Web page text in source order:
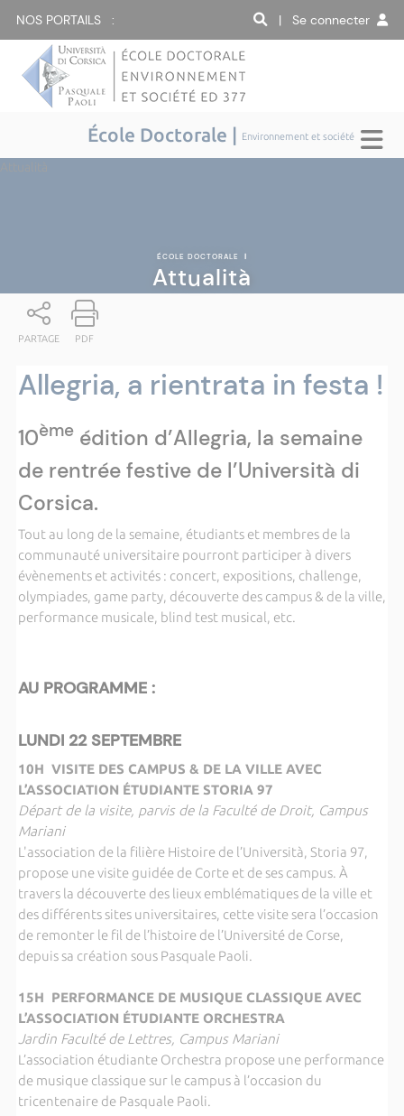
NOS PORTAILS : | Se connecter
École Doctorale | Environnement et société
ÉCOLE DOCTORALE |
Attualità
PARTAGE PDF
Allegria, a rientrata in festa !
10èmeédition d’Allegria, la semaine
de rentrée festive de l’Università di
Corsica.
Tout au long de la semaine, étudiants et membres de la
communauté universitaire pourront participer à divers
évènements et activités : concert, expositions, challenge,
olympiades, game party, découverte des campus & de la ville,
performance musicale, blind test musical, etc.
AU PROGRAMME :
LUNDI 22 SEPTEMBRE
10H VISITE DES CAMPUS & DE LA VILLE AVEC
L’ASSOCIATION ÉTUDIANTE STORIA 97
Départ de la visite, parvis de la Faculté de Droit, Campus
Mariani
L'association de la filière Histoire de l’Università, Storia 97,
propose une visite guidée de Corte et de ses campus. À
travers la découverte des lieux emblématiques de la ville et
des différents sites universitaires, cette visite sera l’occasion
de remonter le fil de l’histoire de l’Université de Corse,
depuis sa création sous Pasquale Paoli.
15H PERFORMANCE DE MUSIQUE CLASSIQUE AVEC
L’ASSOCIATION ÉTUDIANTE ORCHESTRA
Jardin Faculté de Lettres, Campus Mariani
L’association étudiante Orchestra propose une performance
de musique classique sur le campus à l’occasion du
tricentenaire de Pasquale Paoli.